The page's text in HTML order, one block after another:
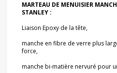
MARTEAU DE MENUISIER
STANLEY :
Liaison Epoxy de la tête,
manche en fibre de verre plus
force,
manche bi-matière nervuré pour